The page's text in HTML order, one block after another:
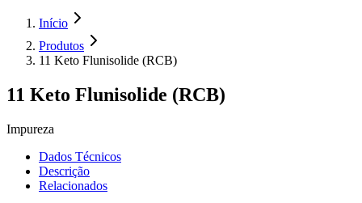
Início
Produtos
11 Keto Flunisolide (RCB)
11 Keto Flunisolide (RCB)
Impureza
Dados Técnicos
Descrição
Relacionados